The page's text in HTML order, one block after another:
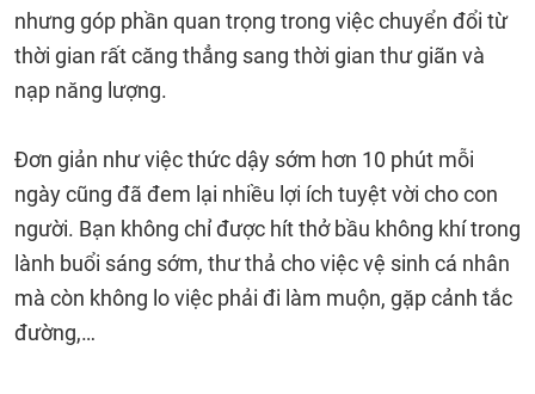
nhưng góp phần quan trọng trong việc chuyển đổi từ
thời gian rất căng thẳng sang thời gian thư giãn và
nạp năng lượng.
Đơn giản như việc thức dậy sớm hơn 10 phút mỗi
ngày cũng đã đem lại nhiều lợi ích tuyệt vời cho con
người. Bạn không chỉ được hít thở bầu không khí trong
lành buổi sáng sớm, thư thả cho việc vệ sinh cá nhân
mà còn không lo việc phải đi làm muộn, gặp cảnh tắc
đường,…